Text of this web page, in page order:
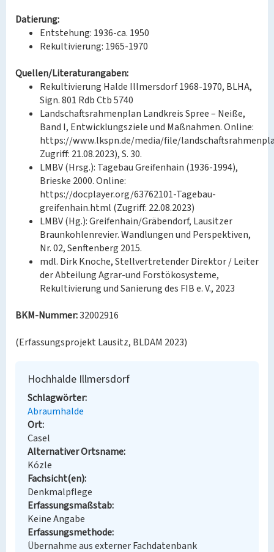
Datierung:
Entstehung: 1936-ca. 1950
Rekultivierung: 1965-1970
Quellen/Literaturangaben:
Rekultivierung Halde Illmersdorf 1968-1970, BLHA,
Sign. 801 Rdb Ctb 5740
Landschaftsrahmenplan Landkreis Spree – Neiße,
Band I, Entwicklungsziele und Maßnahmen. Online:
https://www.lkspn.de/media/file/
Zugriff: 21.08.2023), S. 30.
LMBV (Hrsg.): Tagebau Greifenhain (1936-1994),
Brieske 2000. Online:
https://docplayer.org/63762101-Tagebau-
greifenhain.html (Zugriff: 22.08.2023)
LMBV (Hg.): Greifenhain/Gräbendorf, Lausitzer
Braunkohlenrevier. Wandlungen und Perspektiven,
Nr. 02, Senftenberg 2015.
mdl. Dirk Knoche, Stellvertretender Direktor / Leiter
der Abteilung Agrar-und Forstökosysteme,
Rekultivierung und Sanierung des FIB e. V., 2023
BKM-Nummer:32002916
(Erfassungsprojekt Lausitz, BLDAM 2023)
Hochhalde Illmersdorf
Schlagwörter
Abraumhalde
Ort
Casel
Alternativer Ortsname
Kózle
Fachsicht(en)
Denkmalpflege
Erfassungsmaßstab
Keine Angabe
Erfassungsmethode
Übernahme aus externer Fachdatenbank